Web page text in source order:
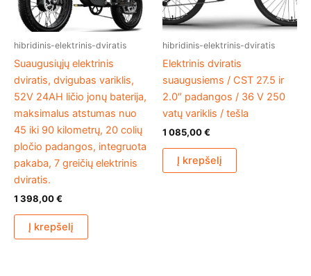
hibridinis-elektrinis-dviratis
Suaugusiųjų elektrinis
dviratis, dvigubas variklis,
52V 24AH ličio jonų baterija,
maksimalus atstumas nuo
45 iki 90 kilometrų, 20 colių
pločio padangos, integruota
pakaba, 7 greičių elektrinis
dviratis.
1 398,00€
Į krepšelį
hibridinis-elektrinis-dviratis
Elektrinis dviratis
suaugusiems / CST 27.5 ir
2.0″ padangos / 36 V 250
vatų variklis / tešla
1 085,00€
Į krepšelį